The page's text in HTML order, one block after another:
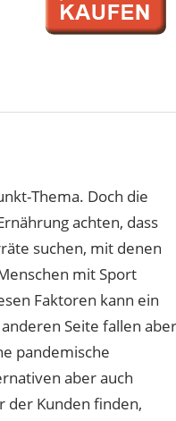
Thema. Doch die
achten, dass
suchen, mit denen
mit Sport
Faktoren kann ein
Seite fallen aber
pandemische
aber auch
der Kunden finden,